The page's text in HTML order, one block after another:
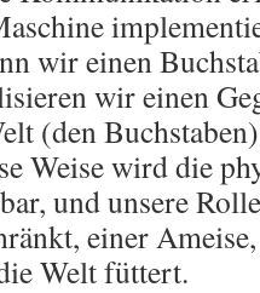
wir einen
wir einen
(den
Weise wird die
und unsere
einer
Welt füttert.